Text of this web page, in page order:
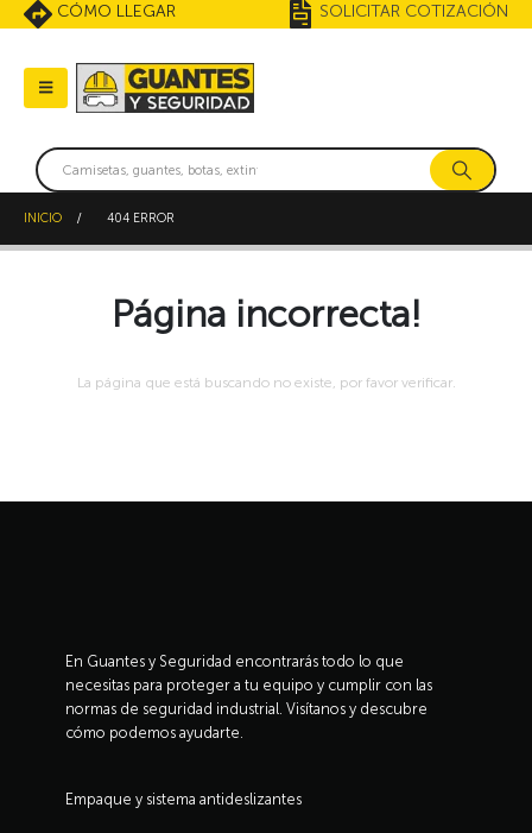
CÓMO LLEGAR SOLICITAR COTIZACIÓN
INICIO 404 ERROR
Página incorrecta!
La página que está buscando no existe, por favor verificar.
En Guantes y Seguridad encontrarás todo lo que
necesitas para proteger a tu equipo y cumplir con las
normas de seguridad industrial. Visítanos y descubre
cómo podemos ayudarte.
Empaque y sistema antideslizantes